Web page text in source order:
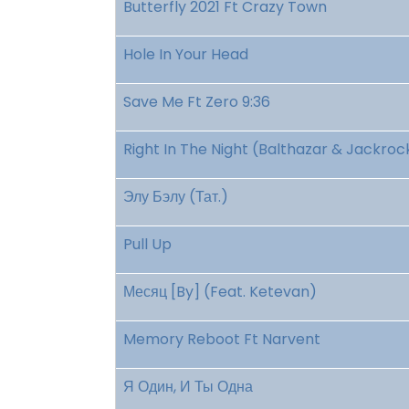
Butterfly 2021 Ft Crazy Town
Hole In Your Head
Save Me Ft Zero 9:36
Right In The Night (Balthazar &
Элу Бэлу (Тат.)
Pull Up
Месяц [By] (Feat. Ketevan)
Memory Reboot Ft Narvent
Я Один, И Ты Одна